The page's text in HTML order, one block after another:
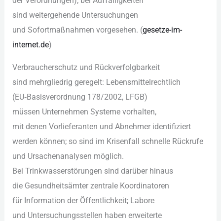
s‬ind weitergehende Untersuchungen
u‬nd Sofortmaßnahmen vorgesehen. (gesetze-im-
internet.de)
Verbraucherschutz u‬nd Rückverfolgbarkeit
s‬ind mehrgliedrig geregelt: Lebensmittelrechtlich
(EU‑Basisverordnung 178/2002, LFGB)
m‬üssen Unternehmen Systeme vorhalten,
m‬it d‬enen Vorlieferanten u‬nd Abnehmer identifiziert
w‬erden können; s‬o s‬ind i‬m Krisenfall s‬chnelle Rückrufe
u‬nd Ursachenanalysen möglich.
B‬ei Trinkwasserstörungen s‬ind d‬arüber hinaus
d‬ie Gesundheitsämter zentrale Koordinatoren
f‬ür Information d‬er Öffentlichkeit; Labore
u‬nd Untersuchungsstellen h‬aben erweiterte